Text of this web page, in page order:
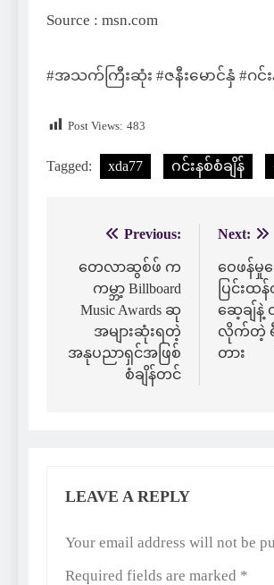
Source : msn.com
#အသက်ကြီးဆုံး #ဇနီးမောင်နှံ #ဂင်း
Post Views: 483
Tagged: xda77 ဂင်းနစ်စံချိန်
navigation
Previous:
တေလာဆွစ်ဖ် က
ကမ္ဘာ့ Billboard
Music Awards ဆု
အများဆုံးရတဲ့
အနုပညာရှင်အဖြစ်
စံချိန်တင်
Next:
ဝေဖန်
ပြင်း
ဆေ့ချ်နဲ့
လိုက်တဲ့
တား
LEAVE A REPLY
Your email address will not be
Required fields are marked *
Alternative: